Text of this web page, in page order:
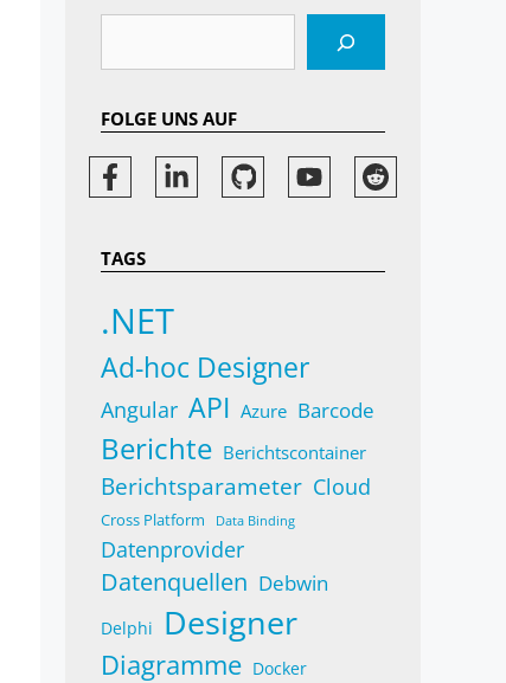
FOLGE UNS AUF
TAGS
.NET
Ad-hoc Designer
Angular API Azure Barcode
Berichte Berichtscontainer
Berichtsparameter Cloud
Cross Platform Data Binding
Datenprovider
Datenquellen Debwin
Delphi Designer
Diagramme Docker